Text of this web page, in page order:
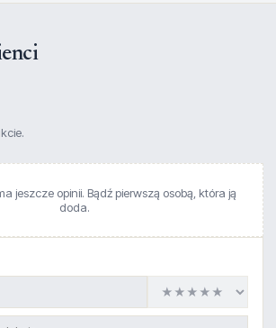
jeszcze opinii. Bądź pierwszą osobą, która ją
doda.